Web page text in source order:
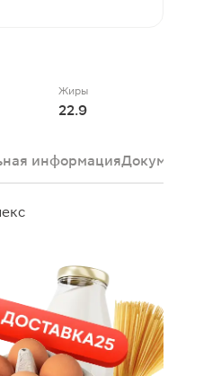
Жиры
22.9
информацияДокументы